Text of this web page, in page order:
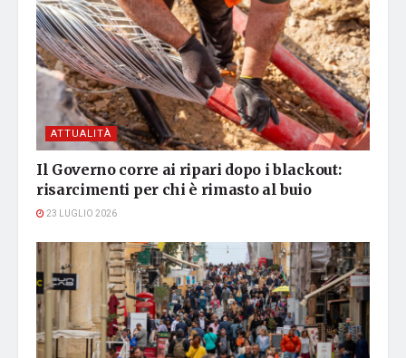
ATTUALITÀ
Il Governo corre ai ripari dopo i blackout:
risarcimenti per chi è rimasto al buio
23 LUGLIO 2026